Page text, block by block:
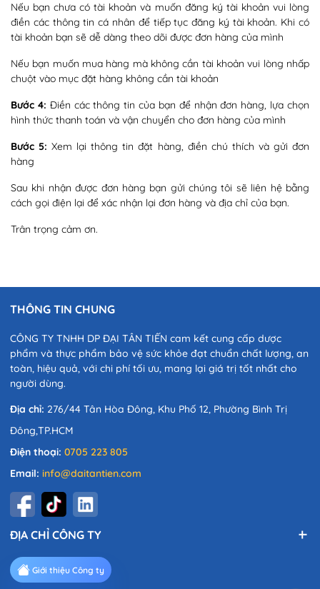
Nếu bạn chưa có tài khoản và muốn đăng ký tài khoản vui lòng
điền các thông tin cá nhân để tiếp tục đăng ký tài khoản. Khi có
tài khoản bạn sẽ dễ dàng theo dõi được đơn hàng của mình
Nếu bạn muốn mua hàng mà không cần tài khoản vui lòng nhấp
chuột vào mục đặt hàng không cần tài khoản
Bước 4: Điền các thông tin của bạn để nhận đơn hàng, lựa chọn
hình thức thanh toán và vận chuyển cho đơn hàng của mình
Bước 5: Xem lại thông tin đặt hàng, điền chú thích và gửi đơn
hàng
Sau khi nhận được đơn hàng bạn gửi chúng tôi sẽ liên hệ bằng
cách gọi điện lại để xác nhận lại đơn hàng và địa chỉ của bạn.
Trân trọng cảm ơn.
THÔNG TIN CHUNG
CÔNG TY TNHH DP ĐẠI TÂN TIẾN cam kết cung cấp dược
phẩm và thực phẩm bảo vệ sức khỏe đạt chuẩn chất lượng, an
toàn, hiệu quả, với chi phí tối ưu, mang lại giá trị tốt nhất cho
người dùng.
Địa chỉ: 276/44 Tân Hòa Đông, Khu Phố 12, Phường Bình Trị
Đông,TP.HCM
Điện thoại: 0705 223 805
Email: info@daitantien.com
ĐỊA CHỈ CÔNG TY
Giới thiệu Công ty